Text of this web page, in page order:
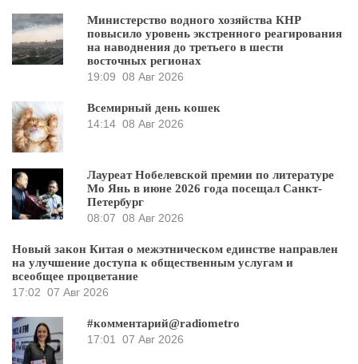
Министерство водного хозяйства КНР
повысило уровень экстренного реагирования
на наводнения до третьего в шести
восточных регионах
19:09 08 Авг 2026
Всемирный день кошек
14:14 08 Авг 2026
Лауреат Нобелевской премии по литературе
Мо Янь в июне 2026 года посещал Санкт-
Петербург
08:07 08 Авг 2026
Новый закон Китая о межэтническом единстве направлен
на улучшение доступа к общественным услугам и
всеобщее процветание
17:02 07 Авг 2026
#комментарий@radiometro
17:01
07 Авг 2026